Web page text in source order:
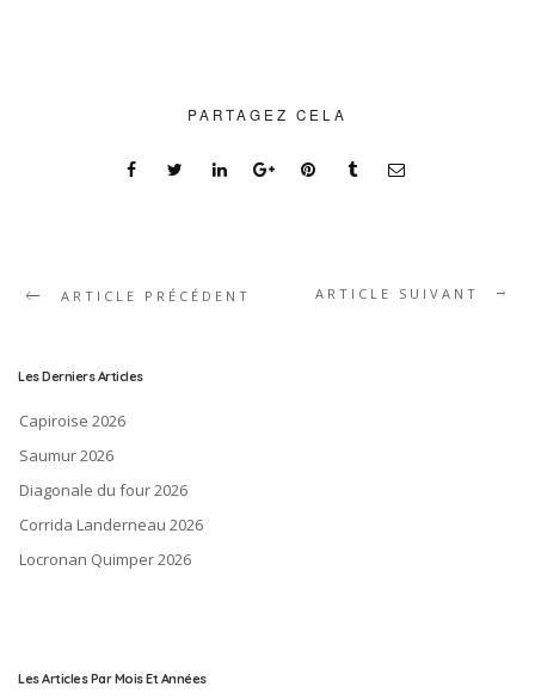
PARTAGEZ CELA
ARTICLE PRÉCÉDENT ARTICLE SUIVANT
Les Derniers Articles
Capiroise 2026
Saumur 2026
Diagonale du four 2026
Corrida Landerneau 2026
Locronan Quimper 2026
Les Articles Par Mois Et Années